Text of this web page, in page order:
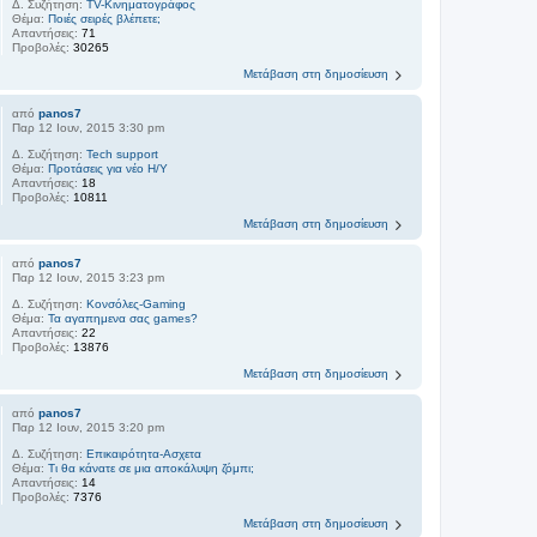
Δ. Συζήτηση:TV-Κινηματογράφος
Θέμα:Ποιές σειρές βλέπετε;
Απαντήσεις:71
Προβολές:30265
Μετάβαση στη δημοσίευση
απόpanos7
Παρ 12 Ιουν, 2015 3:30 pm
Δ. Συζήτηση:Tech support
Θέμα:Προτάσεις για νέο Η/Υ
Απαντήσεις: 18
Προβολές: 10811
Μετάβαση στη δημοσίευση
απόpanos7
Παρ 12 Ιουν, 2015 3:23 pm
Δ. Συζήτηση:Kονσόλες-Gaming
Θέμα:Τα αγαπημενα σας games?
Απαντήσεις:22
Προβολές: 13876
Μετάβαση στη δημοσίευση
απόpanos7
Παρ 12 Ιουν, 2015 3:20 pm
Δ. Συζήτηση:Επικαιρότητα-Ασχετα
Θέμα:Τι θα κάνατε σε μια αποκάλυψη ζόμπι;
Απαντήσεις: 14
Προβολές:7376
Μετάβαση στη δημοσίευση